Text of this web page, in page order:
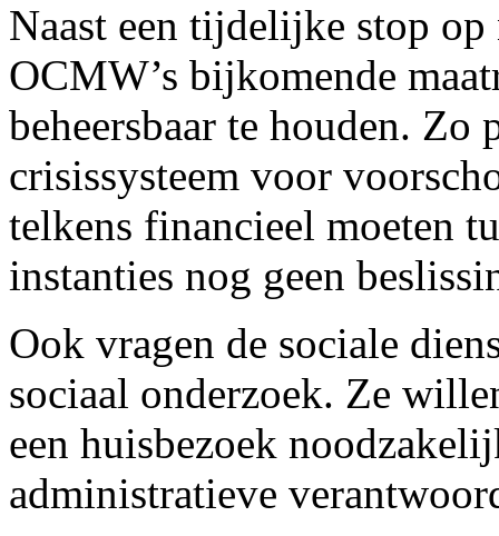
Naast een tijdelijke stop
OCMW’s bijkomende
beheersbaar te houden.
crisissysteem voor
telkens financieel moeten
instanties nog geen
Ook vragen de sociale
sociaal onderzoek. Ze
een huisbezoek
administratieve